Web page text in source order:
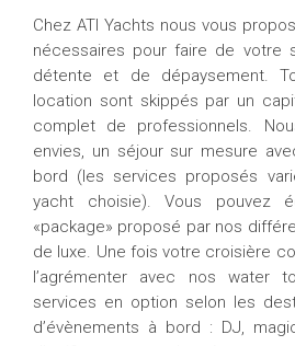
Chez ATI Yachts nous vous
nécessaires pour faire de votre
détente et de dépaysement.
location sont skippés par un
complet de professionnels.
envies, un séjour sur mesure
bord (les services proposés
yacht choisie). Vous pouvez
«package» proposé par nos
de luxe. Une fois votre croisière
l’agrémenter avec nos water
services en option selon les
d’évènements à bord : DJ,